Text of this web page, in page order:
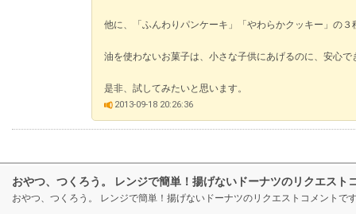
他に、「ふんわりパンケーキ」「やわらかクッキー」の３
油を使わないお菓子は、小さな子供にあげるのに、安心で
是非、試してみたいと思います。
2013-09-18 20:26:36
おやつ、つくろう。 レンジで簡単！揚げないドーナツのリクエスト
おやつ、つくろう。 レンジで簡単！揚げないドーナツのリクエストコメント